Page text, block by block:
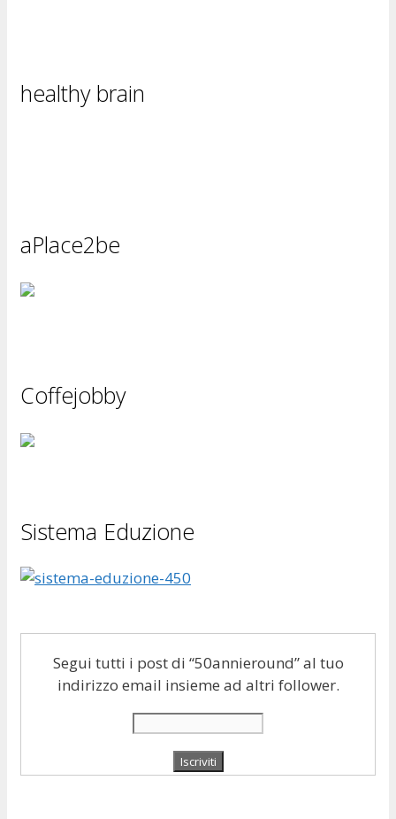
healthy brain
aPlace2be
Coffejobby
Sistema Eduzione
Segui tutti i post di “50annieround” al tuo
indirizzo email insieme ad altri follower.